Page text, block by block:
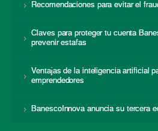
Recomendaciones para evitar el
Claves para proteger tu cuenta
prevenir estafas
Ventajas de la inteligencia artificial
emprendedores
BanescoInnova anuncia su tercera